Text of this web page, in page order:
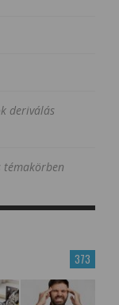
deriválás
témakörben
373